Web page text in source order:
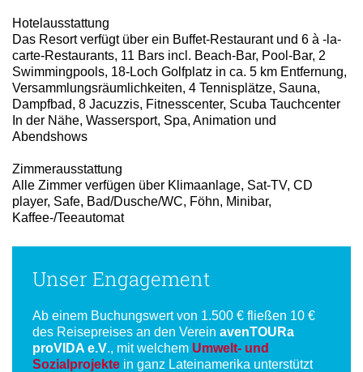
Hotelausstattung
Das Resort verfügt über ein Buffet-Restaurant und 6 à -la-
carte-Restaurants, 11 Bars incl. Beach-Bar, Pool-Bar, 2
Swimmingpools, 18-Loch Golfplatz in ca. 5 km Entfernung,
Versammlungsräumlichkeiten, 4 Tennisplätze, Sauna,
Dampfbad, 8 Jacuzzis, Fitnesscenter, Scuba Tauchcenter
In der Nähe, Wassersport, Spa, Animation und
Abendshows
Zimmerausstattung
Alle Zimmer verfügen über Klimaanlage, Sat-TV, CD
player, Safe, Bad/Dusche/WC, Föhn, Minibar,
Kaffee-/Teeautomat
Unser Engagement
Ab einem Buchungswert von 1.500 € fließen 10 €
des Reisepreises an den Verein avenTOURa
proVIDA e.V., mit welchem Umwelt- und
Sozialprojekte in ganz Lateinamerika unterstützt